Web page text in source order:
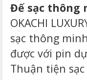
Đế sạc thông
OKACHI
sạc thông
được với pin
Thuận tiện